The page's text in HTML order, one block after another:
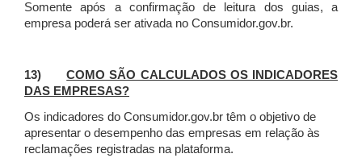
Somente após a confirmação de leitura dos guias, a
empresa poderá ser ativada no Consumidor.gov.br.
13)COMO SÃO CALCULADOS OS INDICADORES
DAS EMPRESAS?
Os indicadores do Consumidor.gov.br têm o objetivo de
apresentar o desempenho das empresas em relação às
reclamações registradas na plataforma.